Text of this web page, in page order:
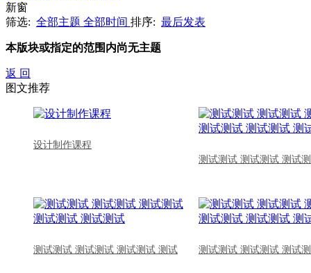
新窗
筛选: 全部主题 全部时间 排序: 最后发表
本版块或指定的范围内尚无主题
返 回
图文推荐
设计制作课程
测试测试 测试测试 测试
测试测试 测试测试 测试测试 测试 测试测试 测试测试 测试